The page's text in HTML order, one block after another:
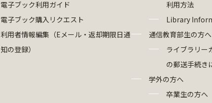
電子ブック利用ガイド
電子ブック購入リクエスト
利用者情報編集（Eメール・返却期限日通
知の登録）
利用方法
Library
通信教育部生の方へ
ライブラリー
の郵送手続き
学外の方へ
卒業生の方へ